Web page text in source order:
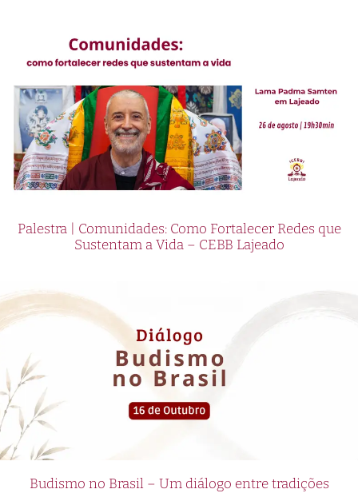
Palestra | Comunidades: Como Fortalecer Redes que
Sustentam a Vida – CEBB Lajeado
Budismo no Brasil – Um diálogo entre tradições